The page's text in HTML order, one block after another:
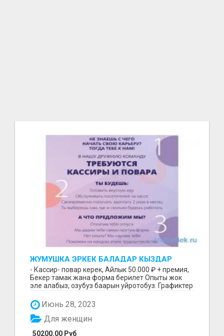
ЖУМУШКА ЭРКЕК БАЛАДАР КЫЗДАР
КЕРЕК БЕЗ ОПЫТА
- Кассир- повар керек, Айлык 50.000 ₽ + премия,
Бекер тамак жана форма берилет Опыты жок
эле алабыз, озубуз баарын уйротобуз. Графиктер
Июнь 28, 2023
50200.00 Руб
Для женщин